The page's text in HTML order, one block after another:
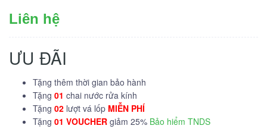
Liên hệ
ƯU ĐÃI
Tặng thêm thời gian bảo hành
Tặng 01 chai nước rửa kính
Tặng 02 lượt vá lốp MIỄN PHÍ
Tặng 01 VOUCHER giảm 25% Bảo hiểm TNDS